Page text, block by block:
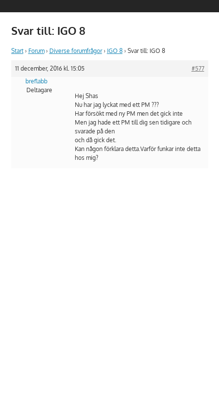
Svar till: IGO 8
Start › Forum › Diverse forumfrågor › IGO 8 › Svar till: IGO 8
11 december, 2016 kl. 15:05
#577
breflabb
Deltagare
Hej Shas
Nu har jag lyckat med ett PM ???
Har försökt med ny PM men det gick inte
Men jag hade ett PM till dig sen tidigare och
svarade på den
och då gick det.
Kan någon förklara detta.Varför funkar inte detta
hos mig?